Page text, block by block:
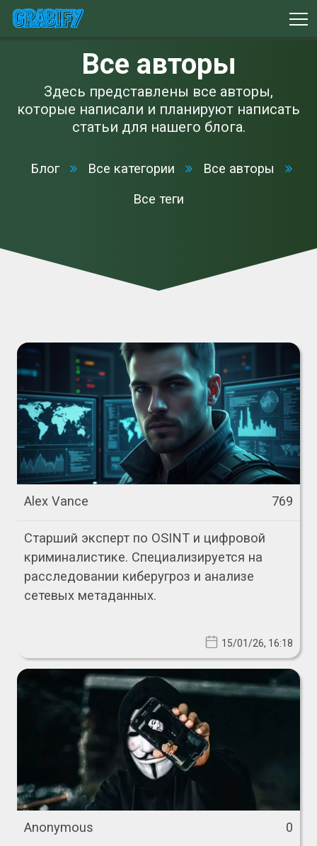
Все авторы
Здесь представлены все авторы,
которые написали и планируют написать
статьи для нашего блога.
Блог Все категории Все авторы
Все теги
Alex Vance 769
Старший эксперт по OSINT и цифровой
криминалистике. Специализируется на
расследовании киберугроз и анализе
сетевых метаданных.
15/01/26, 16:18
Anonymous 0